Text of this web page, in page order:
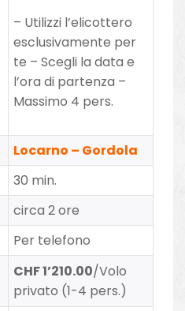
– Utilizzi l’elicottero
esclusivamente per
te – Scegli la data e
l’ora di partenza –
Massimo 4 pers.
Locarno – Gordola
30 min.
circa 2 ore
Per telefono
CHF 1’210.00/Volo
privato (1-4 pers.)